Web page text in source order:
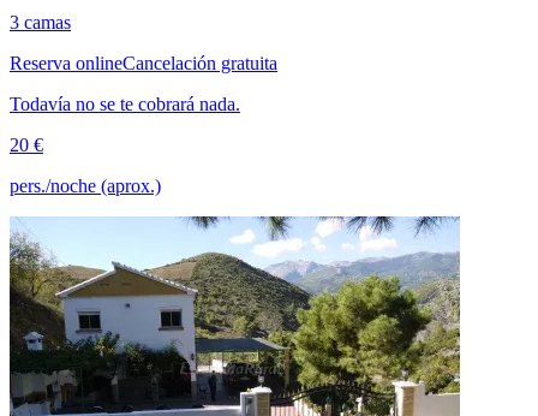
3 camas
Reserva onlineCancelación gratuita
Todavía no se te cobrará nada.
20 €
pers./noche (aprox.)